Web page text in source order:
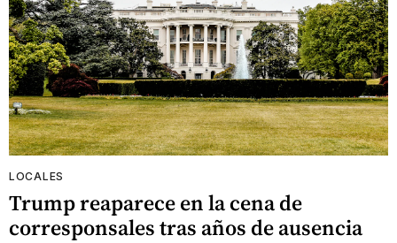
LOCALES
Trump reaparece en la cena de
corresponsales tras años de ausencia